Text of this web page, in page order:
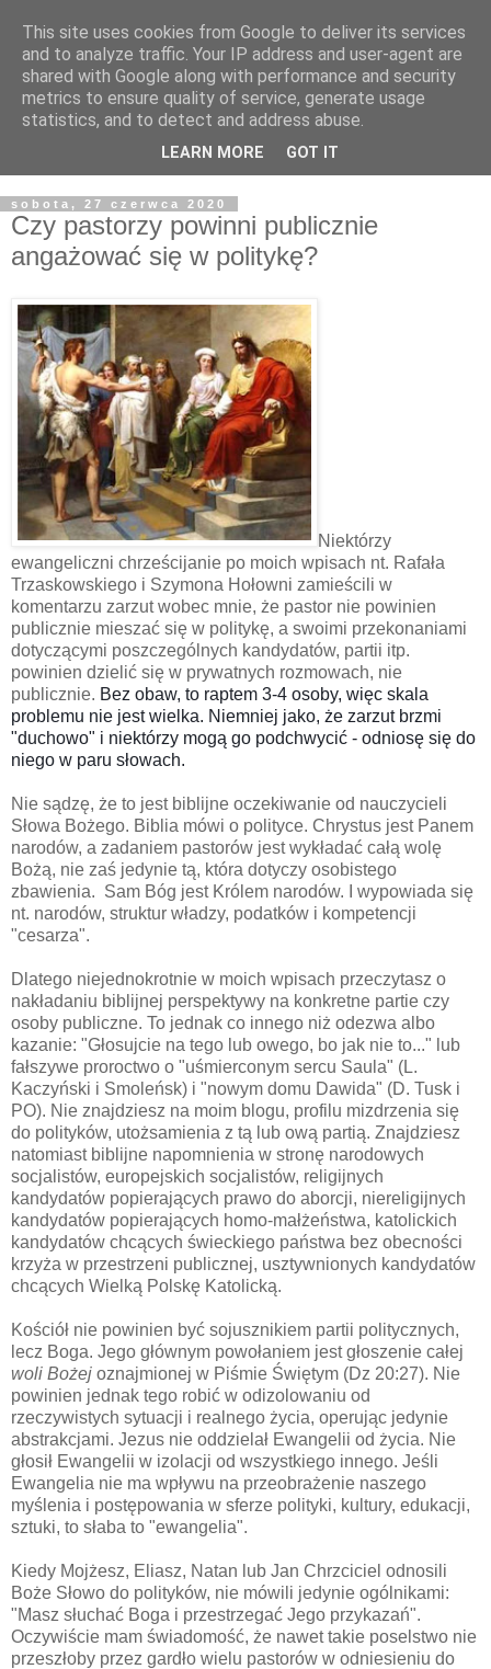
Żyjąc wiarą w REALNYM
świecie
Blog pastora Pawła Bartosika
sobota, 27 czerwca 2020
Czy pastorzy powinni publicznie
angażować się w politykę?
Niektórzy
ewangeliczni chrześcijanie po moich wpisach nt. Rafała
Trzaskowskiego i Szymona Hołowni zamieścili w
komentarzu zarzut wobec mnie, że pastor nie powinien
publicznie mieszać się w politykę, a swoimi przekonaniami
dotyczącymi poszczególnych kandydatów, partii itp.
powinien dzielić się w prywatnych rozmowach, nie
publicznie. Bez obaw, to raptem 3-4 osoby, więc skala
problemu nie jest wielka. Niemniej jako, że zarzut brzmi
"duchowo" i niektórzy mogą go podchwycić - odniosę się do
niego w paru słowach.
Nie sądzę, że to jest biblijne oczekiwanie od nauczycieli
Słowa Bożego. Biblia mówi o polityce. Chrystus jest Panem
narodów, a zadaniem pastorów jest wykładać całą wolę
Bożą, nie zaś jedynie tą, która dotyczy osobistego
zbawienia. Sam Bóg jest Królem narodów. I wypowiada się
nt. narodów, struktur władzy, podatków i kompetencji
"cesarza".
Dlatego niejednokrotnie w moich wpisach przeczytasz o
nakładaniu biblijnej perspektywy na konkretne partie czy
osoby publiczne. To jednak co innego niż odezwa albo
kazanie: "Głosujcie na tego lub owego, bo jak nie to..." lub
fałszywe proroctwo o "uśmierconym sercu Saula" (L.
Kaczyński i Smoleńsk) i "nowym domu Dawida" (D. Tusk i
PO). Nie znajdziesz na moim blogu, profilu mizdrzenia się
do polityków, utożsamienia z tą lub ową partią. Znajdziesz
natomiast biblijne napomnienia w stronę narodowych
socjalistów, europejskich socjalistów, religijnych
kandydatów popierających prawo do aborcji, niereligijnych
kandydatów popierających homo-małżeństwa, katolickich
kandydatów chcących świeckiego państwa bez obecności
krzyża w przestrzeni publicznej, usztywnionych kandydatów
chcących Wielką Polskę Katolicką.
Kościół nie powinien być sojusznikiem partii politycznych,
lecz Boga. Jego głównym powołaniem jest głoszenie całej
woli Bożej oznajmionej w Piśmie Świętym (Dz 20:27). Nie
powinien jednak tego robić w odizolowaniu od
rzeczywistych sytuacji i realnego życia, operując jedynie
abstrakcjami. Jezus nie oddzielał Ewangelii od życia. Nie
głosił Ewangelii w izolacji od wszystkiego innego. Jeśli
Ewangelia nie ma wpływu na przeobrażenie naszego
myślenia i postępowania w sferze polityki, kultury, edukacji,
sztuki, to słaba to "ewangelia".
Kiedy Mojżesz, Eliasz, Natan lub Jan Chrzciciel odnosili
Boże Słowo do polityków, nie mówili jedynie ogólnikami:
"Masz słuchać Boga i przestrzegać Jego przykazań".
Oczywiście mam świadomość, że nawet takie poselstwo nie
przeszłoby przez gardło wielu pastorów w odniesieniu do
This site uses cookies from Google to deliver its services
and to analyze traffic. Your IP address and user-agent are
shared with Google along with performance and security
metrics to ensure quality of service, generate usage
statistics, and to detect and address abuse.
LEARN MORE GOT IT